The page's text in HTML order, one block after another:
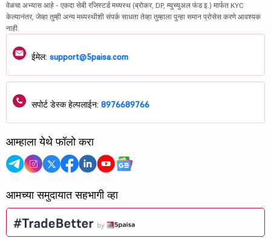
वेळचा अभ्यास आहे - एकदा सेबी रजिस्टर्ड मध्यस्थ (ब्रोकर, DP, म्युच्युअल फंड इ.) मार्फत KYC
केल्यानंतर, जेव्हा तुम्ही अन्य मध्यस्थीशी संपर्क साधता तेव्हा तुम्हाला पुन्हा समान प्रोसेस करणे आवश्यक
नाही.
ईमेल: support@5paisa.com
सपोर्ट डेस्क हेल्पलाईन: 8976689766
आम्हाला येथे फॉलो करा
आमच्या समुदायात सहभागी व्हा